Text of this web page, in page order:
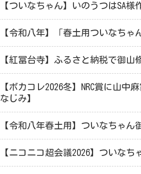
【ついなちゃん】いのうつはSA
【令和八年】「春土用ついなちゃ
【紅冨台寺】ふるさと納税で御山
【ボカコレ2026冬】NRC賞に山
なじみ】
【令和八年春土用】ついなちゃ
【ニコニコ超会議2026】ついな